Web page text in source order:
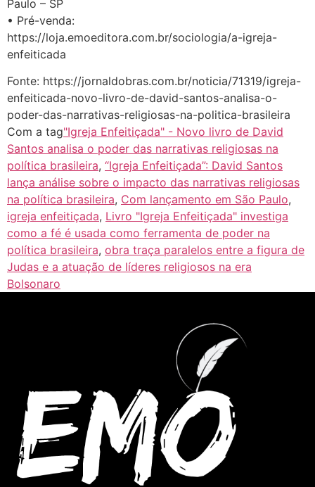
Paulo – SP
• Pré-venda:
https://loja.emoeditora.com.br/sociologia/a-igreja-
enfeiticada
Fonte: https://jornaldobras.com.br/noticia/71319/igreja-
enfeiticada-novo-livro-de-david-santos-analisa-o-
poder-das-narrativas-religiosas-na-politica-brasileira
Com a tag"Igreja Enfeitiçada" - Novo livro de David
Santos analisa o poder das narrativas religiosas na
política brasileira, “Igreja Enfeitiçada”: David Santos
lança análise sobre o impacto das narrativas religiosas
na política brasileira, Com lançamento em São Paulo,
igreja enfeitiçada, Livro "Igreja Enfeitiçada" investiga
como a fé é usada como ferramenta de poder na
política brasileira, obra traça paralelos entre a figura de
Judas e a atuação de líderes religiosos na era
Bolsonaro